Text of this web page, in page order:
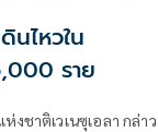
ไหวใน
ราย
งชาติเวเนซุเอลา กล่าว